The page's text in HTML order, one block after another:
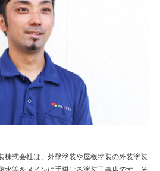
株式会社は、外壁塗装や屋根塗装の外装塗装